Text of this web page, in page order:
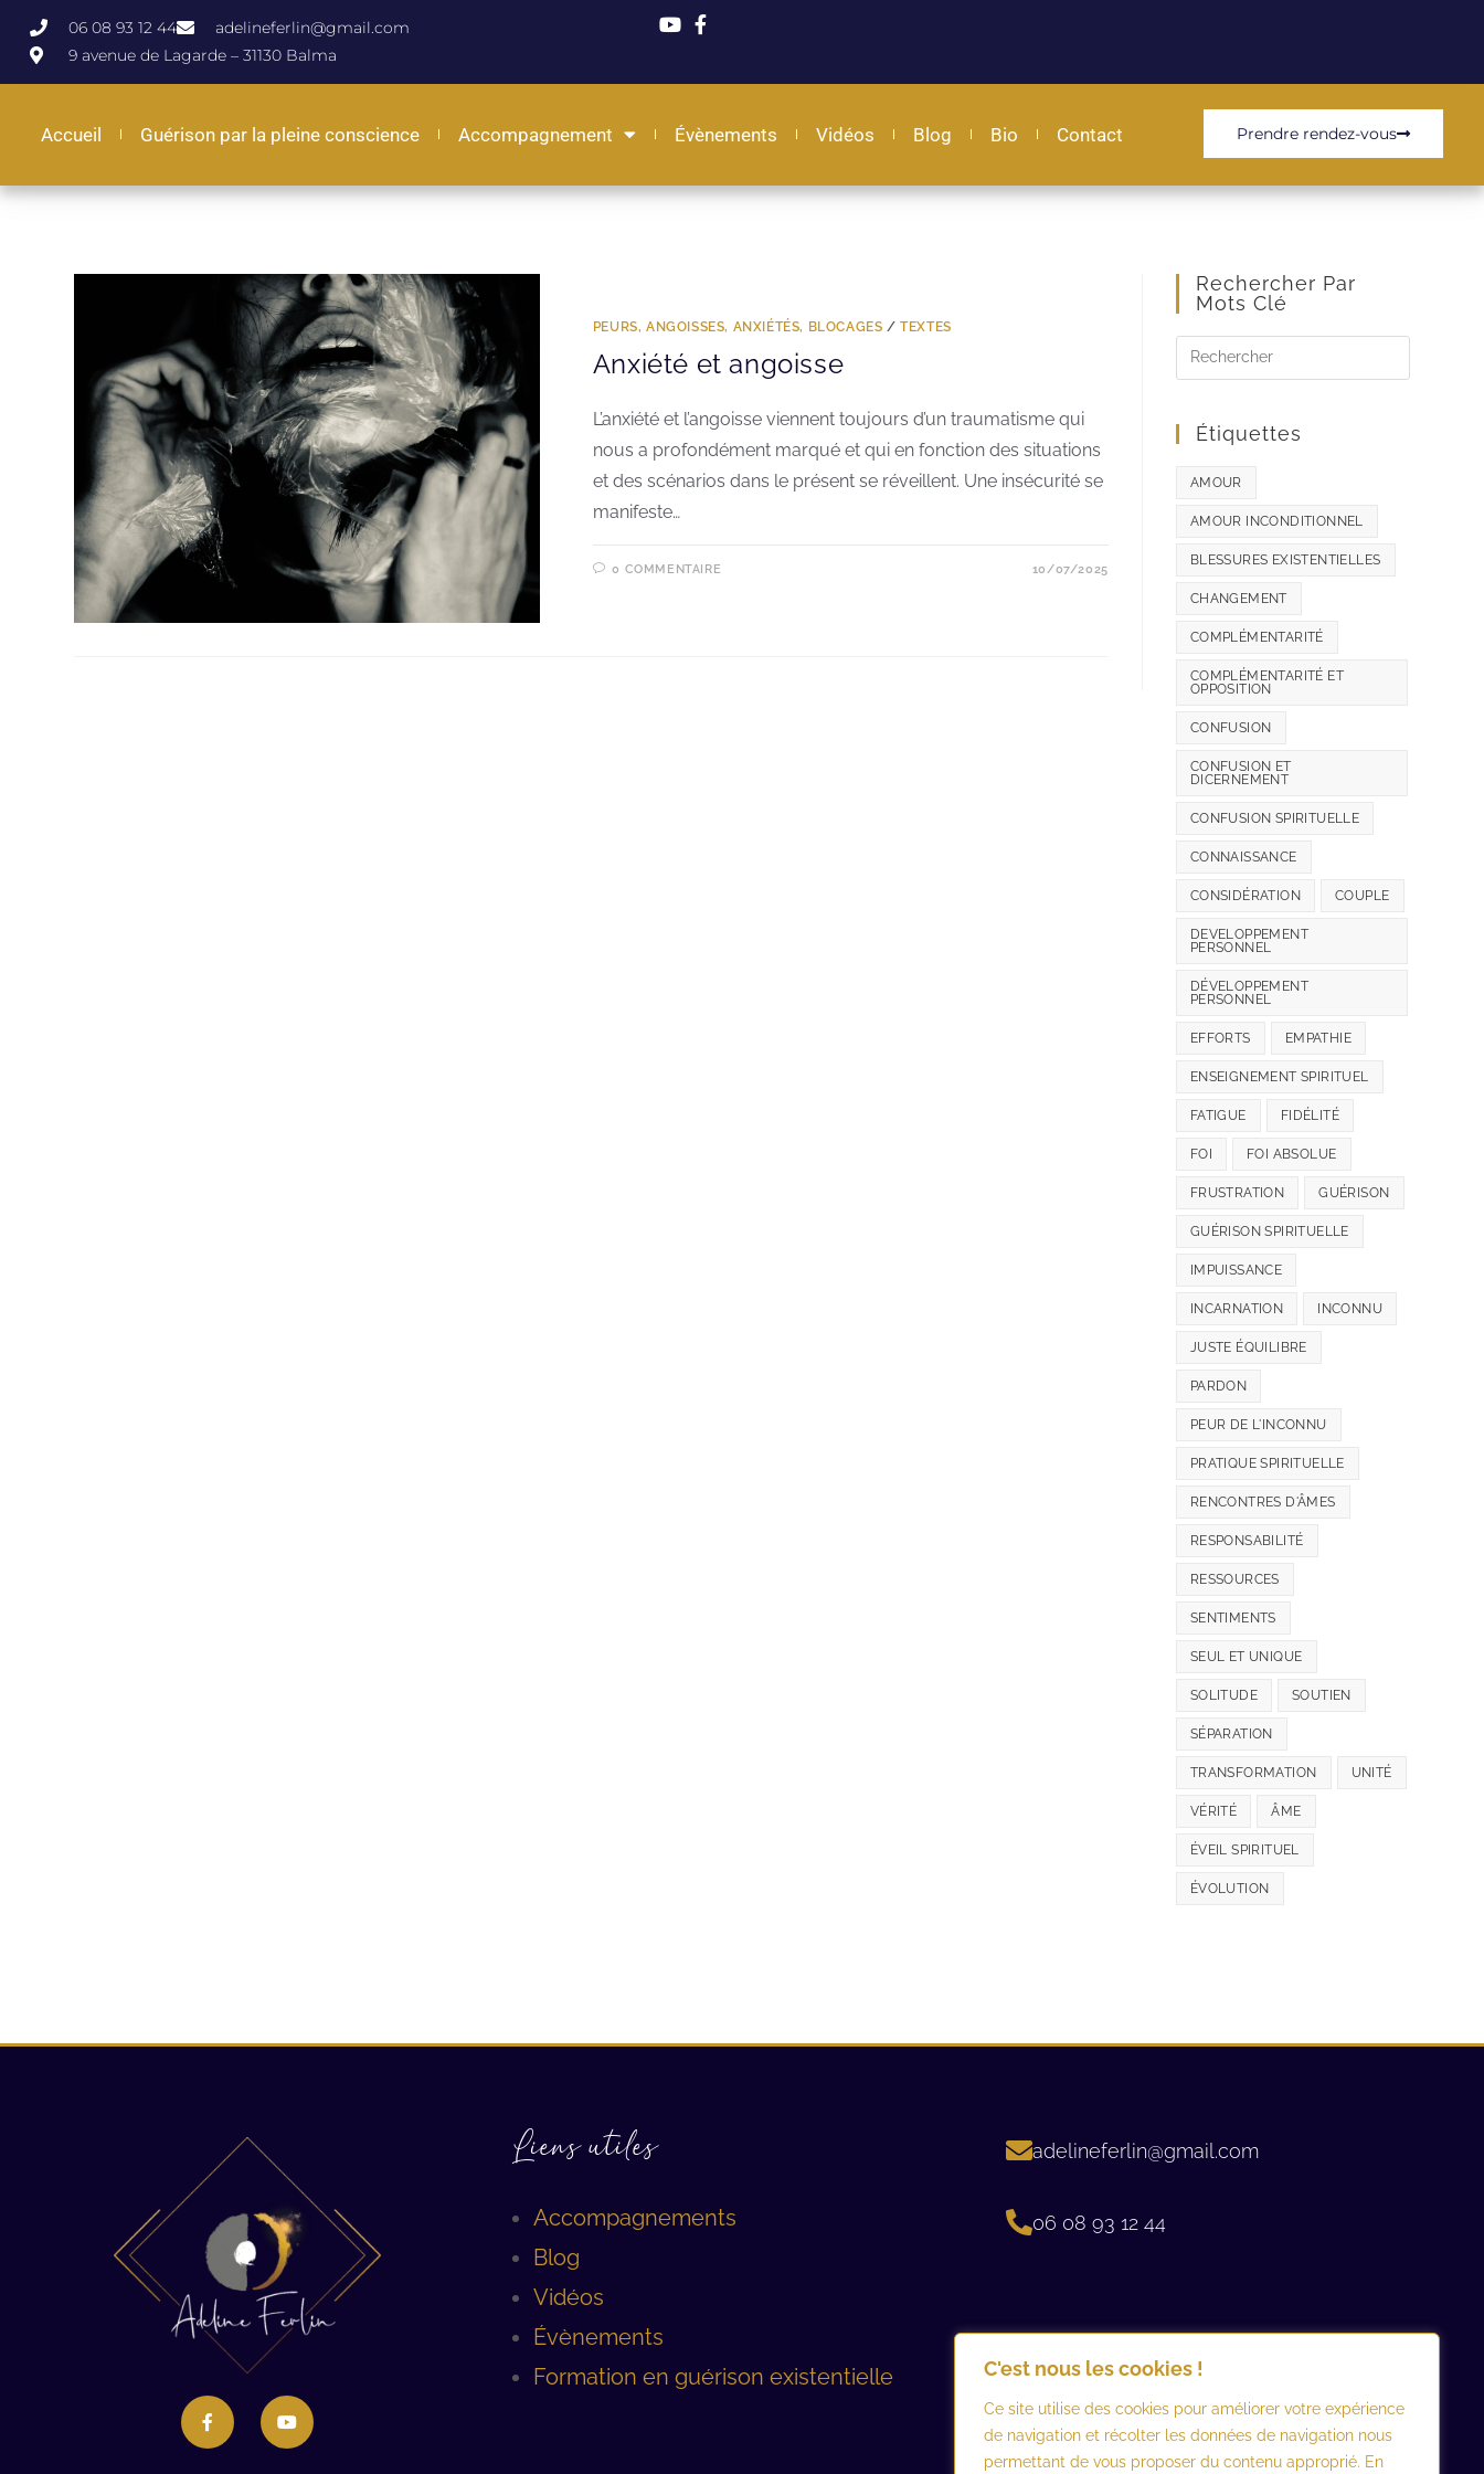
C'est nous les cookies !
Ce site utilise des cookies pour améliorer votre expérience
de navigation et récolter les données de navigation nous
permettant de vous proposer du contenu approprié. En
06 08 93 12 44
adelineferlin@gmail.com
9 avenue de Lagarde – 31130 Balma
Accueil Guérison par la pleine conscience Accompagnement Évènements Vidéos Blog Bio Contact Prendre rendez-vous
PEURS, ANGOISSES, ANXIÉTÉS, BLOCAGES /TEXTES
Anxiété et angoisse
L’anxiété et l’angoisse viennent toujours d’un traumatisme qui
nous a profondément marqué et qui en fonction des situations
et des scénarios dans le présent se réveillent. Une insécurité se
manifeste…
0 COMMENTAIRE 10/07/2025
Rechercher Par
Mots Clé
Étiquettes
AMOUR
AMOUR INCONDITIONNEL
BLESSURES EXISTENTIELLES
CHANGEMENT
COMPLÉMENTARITÉ
COMPLÉMENTARITÉ ET
OPPOSITION
CONFUSION
CONFUSION ET
DICERNEMENT
CONFUSION SPIRITUELLE
CONNAISSANCE
CONSIDÉRATION COUPLE
DEVELOPPEMENT
PERSONNEL
DÉVELOPPEMENT
PERSONNEL
EFFORTS EMPATHIE
ENSEIGNEMENT SPIRITUEL
FATIGUE FIDÉLITÉ
FOI FOI ABSOLUE
FRUSTRATION GUÉRISON
GUÉRISON SPIRITUELLE
IMPUISSANCE
INCARNATION INCONNU
JUSTE ÉQUILIBRE
PARDON
PEUR DE L'INCONNU
PRATIQUE SPIRITUELLE
RENCONTRES D'ÂMES
RESPONSABILITÉ
RESSOURCES
SENTIMENTS
SEUL ET UNIQUE
SOLITUDE SOUTIEN
SÉPARATION
TRANSFORMATION UNITÉ
VÉRITÉ ÂME
ÉVEIL SPIRITUEL
ÉVOLUTION
Liens utiles
Accompagnements
Blog
Vidéos
Évènements
Formation en guérison existentielle
adelineferlin@gmail.com
06 08 93 12 44 ​